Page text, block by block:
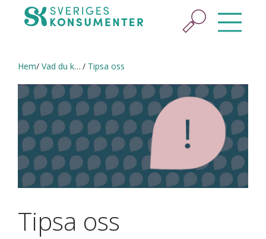
Hem Vad du kan göra Tipsa oss
Tipsa oss